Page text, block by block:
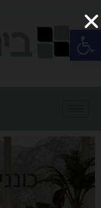
פתח סרגל נגישות